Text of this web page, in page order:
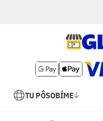
TU PÔSOBÍME